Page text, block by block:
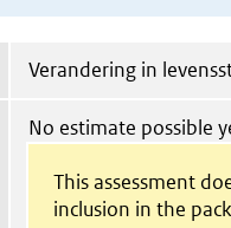
Verandering in
No estimate possible
This assessment
inclusion in the